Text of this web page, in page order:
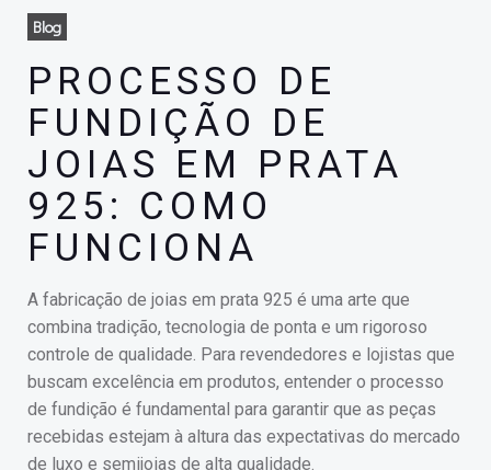
Blog
PROCESSO DE
FUNDIÇÃO DE
JOIAS EM PRATA
925: COMO
FUNCIONA
A fabricação de joias em prata 925 é uma arte que
combina tradição, tecnologia de ponta e um rigoroso
controle de qualidade. Para revendedores e lojistas que
buscam excelência em produtos, entender o processo
de fundição é fundamental para garantir que as peças
recebidas estejam à altura das expectativas do mercado
de luxo e semijoias de alta qualidade.